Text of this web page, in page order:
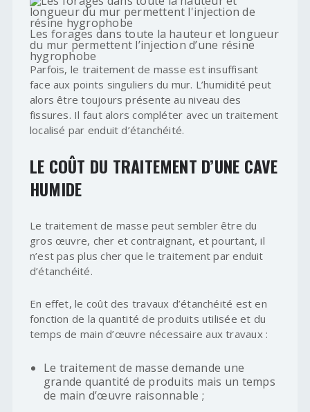
Les forages dans toute la hauteur et longueur
du mur permettent l’injection d’une résine
hygrophobe
Parfois, le traitement de masse est insuffisant
face aux points singuliers du mur. L’humidité peut
alors être toujours présente au niveau des
fissures. Il faut alors compléter avec un traitement
localisé par enduit d’étanchéité.
LE COÛT DU TRAITEMENT D’UNE CAVE
HUMIDE
Le traitement de masse peut sembler être du
gros œuvre, cher et contraignant, et pourtant, il
n’est pas plus cher que le traitement par enduit
d’étanchéité.
En effet, le coût des travaux d’étanchéité est en
fonction de la quantité de produits utilisée et du
temps de main d’œuvre nécessaire aux travaux :
Le traitement de masse demande une
grande quantité de produits mais un temps
de main d’œuvre raisonnable ;